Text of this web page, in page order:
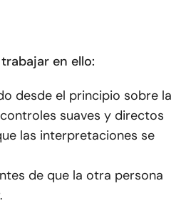
en ello:
desde el principio sobre la
suaves y directos
las interpretaciones se
de que la otra persona